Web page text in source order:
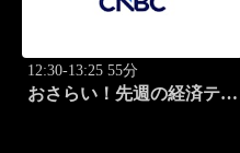
12:30-13:25 55分
おさらい！先週の経済テー